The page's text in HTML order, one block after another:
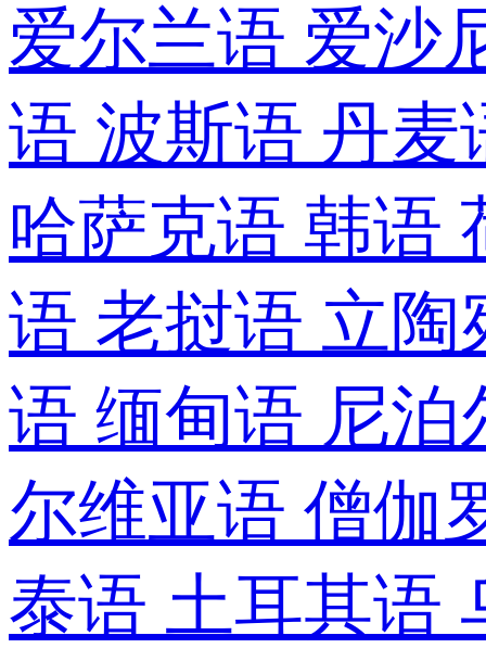
爱尔兰语 爱沙
语 波斯语 丹
哈萨克语 韩语
语 老挝语 立
语 缅甸语 尼
尔维亚语 僧伽
泰语 土耳其语